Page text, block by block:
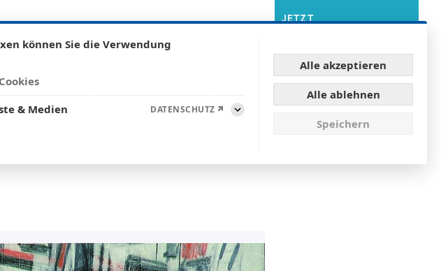
JETZT
FÜR KÜNSTLER:INNEN KONTAKT & ANFAHRT
können Sie die Verwendung
& Medien
DATENSCHUTZ
Aufklappen
Alle akzeptieren
Alle ablehnen
Speichern